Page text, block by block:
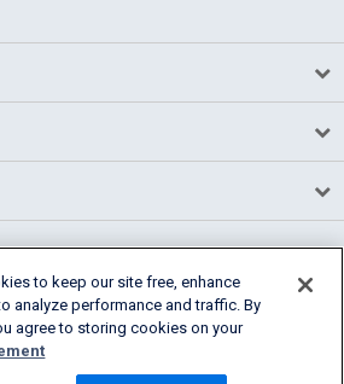
Cookie Settings
to keep our site free, enhance
analyze performance and traffic. By
agree to storing cookies on your